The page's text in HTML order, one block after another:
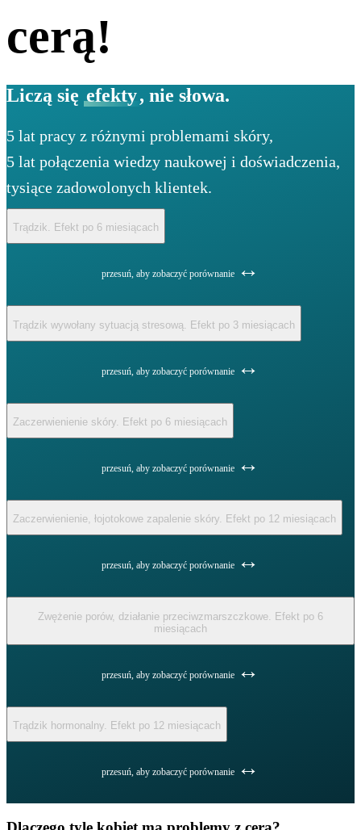
cerą!
Liczą się efekty, nie słowa.
5 lat pracy z różnymi problemami skóry,
5 lat połączenia wiedzy naukowej i doświadczenia,
tysiące zadowolonych klientek.
Trądzik. Efekt po 6 miesiącach
przesuń, aby zobaczyć porównanie ↔
Trądzik wywołany sytuacją stresową. Efekt po 3 miesiącach
przesuń, aby zobaczyć porównanie ↔
Zaczerwienienie skóry. Efekt po 6 miesiącach
przesuń, aby zobaczyć porównanie ↔
Zaczerwienienie, łojotokowe zapalenie skóry. Efekt po 12 miesiącach
przesuń, aby zobaczyć porównanie ↔
Zwężenie porów, działanie przeciwzmarszczkowe. Efekt po 6
miesiącach
przesuń, aby zobaczyć porównanie ↔
Trądzik hormonalny. Efekt po 12 miesiącach
przesuń, aby zobaczyć porównanie ↔